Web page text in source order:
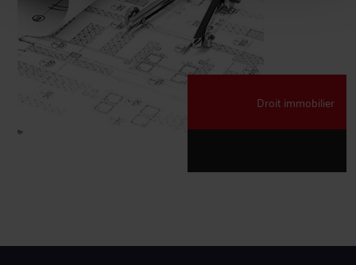
Droit immobilier